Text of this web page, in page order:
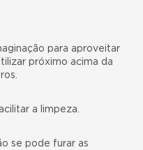
para aproveitar
próximo acima da
a limpeza.
se pode furar as